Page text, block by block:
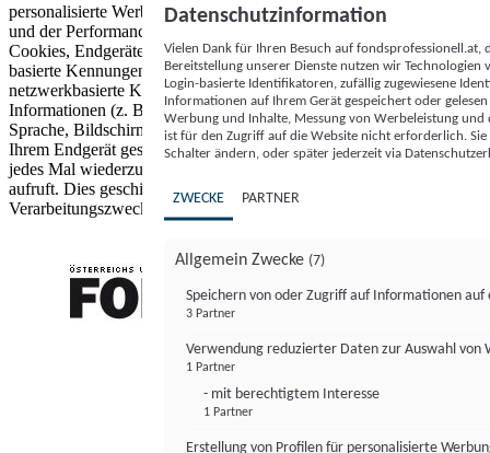
personalisierte Werbung und Inhalte, Messung von Werbeleistung
und der Performance von Inhalten sowie Zielgruppenforschung.
Cookies, Endgeräte- oder ähnliche Online-Kennungen (z. B. login-
basierte Kennungen, zufällig generierte Kennungen,
netzwerkbasierte Kennungen) können zusammen mit anderen
Informationen (z. B. Browsertyp und Browserinformationen,
Sprache, Bildschirmgröße, unterstützte Technologien usw.) auf
Ihrem Endgerät gespeichert oder von dort ausgelesen werden, um es
jedes Mal wiederzuerkennen, wenn es eine App oder einer Webseite
aufruft. Dies geschieht für einen oder mehrere der hier aufgeführten
Verarbeitungszwecke.
Datenschutzinformation
Vielen Dank für Ihren Besuch auf
Bereitstellung unserer Dienste nutzen wir Technologien
Login-basierte Identifikatoren, zufällig zugewiesene
Informationen auf Ihrem Gerät gespeichert oder
Werbung und Inhalte, Messung von Werbeleistung
ist für den Zugriff auf die Website nicht erforderlich.
Schalter ändern, oder später jederzeit via
ZWECKE PARTNER
Allgemein Zwecke (7)
Speichern von oder Zugriff auf Informationen auf
3 Partner
Verwendung reduzierter Daten zur Auswahl von
1 Partner
- mit berechtigtem Interesse
1 Partner
Erstellung von Profilen für personalisierte
FONDS professionell